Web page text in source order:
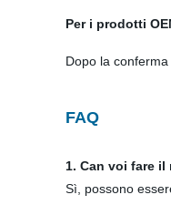
Per i prodotti
Dopo la
FAQ
1. Can voi fare
Sì, possono